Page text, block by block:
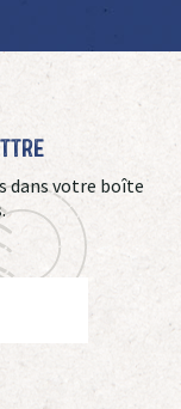
dans votre boîte